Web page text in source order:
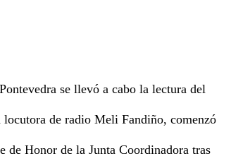
se llevó a cabo la lectura del
locutora de radio Meli Fandiño, comenzó
de Honor de la Junta Coordinadora tras